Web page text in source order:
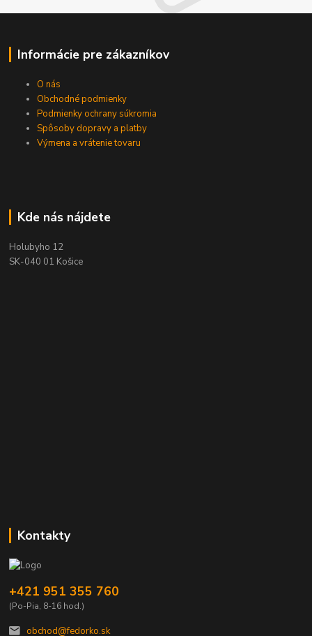
Informácie pre zákazníkov
O nás
Obchodné podmienky
Podmienky ochrany súkromia
Spôsoby dopravy a platby
Výmena a vrátenie tovaru
Kde nás nájdete
Holubyho 12
SK-040 01 Košice
Kontakty
+421 951 355 760
(Po-Pia, 8-16 hod.)
obchod@fedorko.sk